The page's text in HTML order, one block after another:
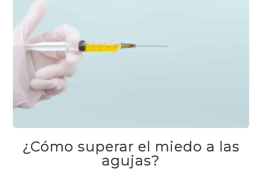
¿Cómo superar el miedo a las
agujas?